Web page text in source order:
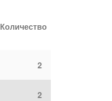
Количество
2
2